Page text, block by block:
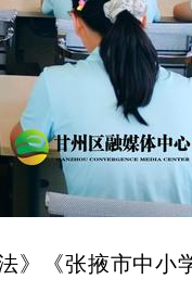
》《张掖市中小